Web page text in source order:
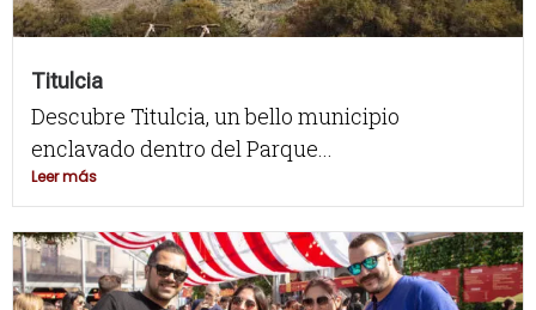
Titulcia
Descubre Titulcia, un bello municipio
enclavado dentro del Parque...
Leer más